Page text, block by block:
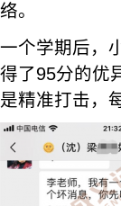
络。
一个学期后，
得了95分的优
是精准打击，